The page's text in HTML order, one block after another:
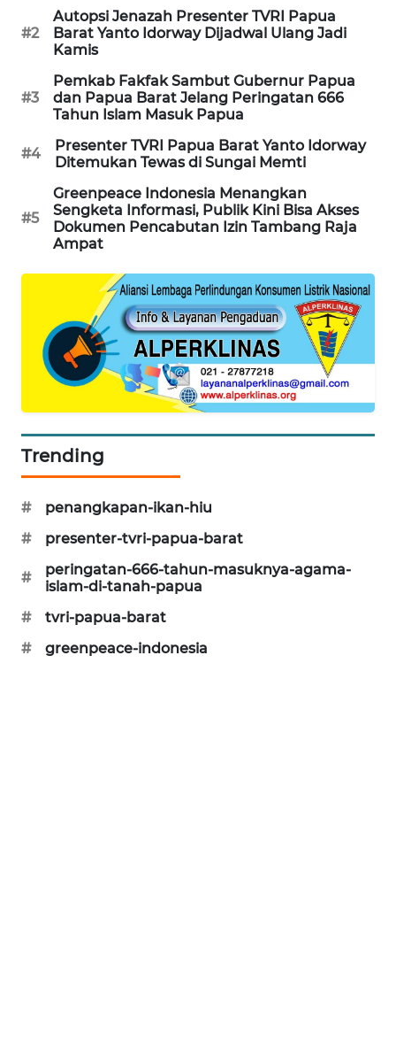
#2
Autopsi Jenazah Presenter TVRI Papua
Barat Yanto Idorway Dijadwal Ulang Jadi
Kamis
#3
Pemkab Fakfak Sambut Gubernur Papua
dan Papua Barat Jelang Peringatan 666
Tahun Islam Masuk Papua
#4
Presenter TVRI Papua Barat Yanto Idorway
Ditemukan Tewas di Sungai Memti
#5
Greenpeace Indonesia Menangkan
Sengketa Informasi, Publik Kini Bisa Akses
Dokumen Pencabutan Izin Tambang Raja
Ampat
Trending
#
penangkapan-ikan-hiu
#
presenter-tvri-papua-barat
#
peringatan-666-tahun-masuknya-agama-
islam-di-tanah-papua
#
tvri-papua-barat
#
greenpeace-indonesia
KARING
NEWS
JURNAL
MARITIM
HUMBANG
NEWS
GARONGGANG
NEWS
FISUELRI
ENERGI
NEWS
BERKAT
BERAMPU
NEWS
NEWS